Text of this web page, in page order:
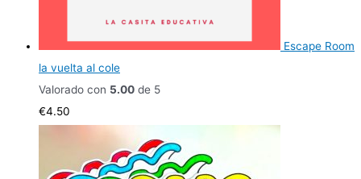
Escape Room
la vuelta al cole
Valorado con 5.00 de 5
€4.50